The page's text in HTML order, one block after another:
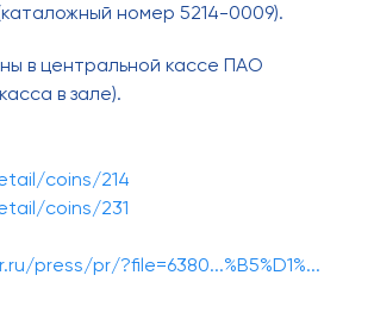
номер 5214-0009).
в центральной кассе ПАО
в зале).
coins/214
coins/231
press/pr/?file=6380...%B5%D1%...